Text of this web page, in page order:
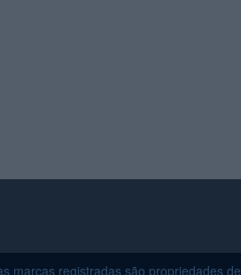
marcas registradas são propriedades de